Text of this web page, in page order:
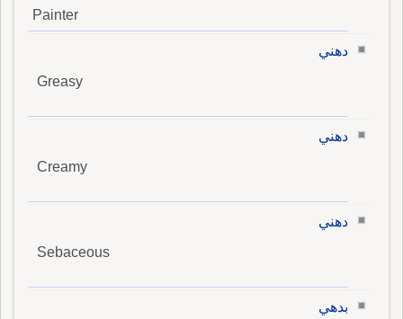
Painter
دهني
Greasy
دهني
Creamy
دهني
Sebaceous
بدهي